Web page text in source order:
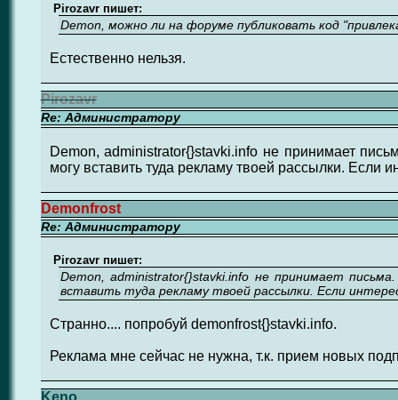
Pirozavr пишет:
Demon, можно ли на форуме публиковать код
Естественно нельзя.
Pirozavr
Re: Администратору
Demon, administrator{}stavki.info не принимает
могу вставить туда рекламу твоей рассылки. Если
Demonfrost
Re: Администратору
Pirozavr пишет:
Demon, administrator{}stavki.info не принимает
вставить туда рекламу твоей рассылки. Если
Странно.... попробуй demonfrost{}stavki.info.
Реклама мне сейчас не нужна, т.к. прием новых
Keno